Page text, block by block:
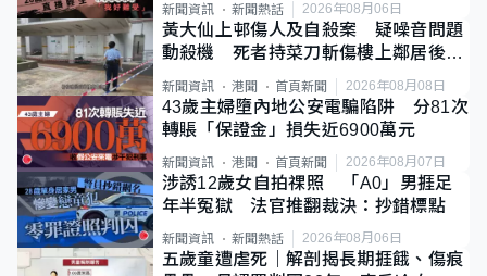
新聞資訊 新聞熱話 2026年08月06日
黃大仙上邨傷人及自殺案 疑噪音問題
動殺機 死者持菜刀斬傷樓上鄰居後墮
新聞資訊 港聞 首頁新聞 2026年08月08日
43歲主婦墮內地公安電騙陷阱 分81次
轉賬「保證金」損失近6900萬元
新聞資訊 港聞 首頁新聞 2026年08月07日
涉誘12歲女自拍祼照 「A0」男捱足
年半冤獄 法官推翻裁決：抄錯標點
新聞資訊 新聞熱話 2026年08月06日
五歲童遭虐死｜解剖揭長期捱餓、傷痕